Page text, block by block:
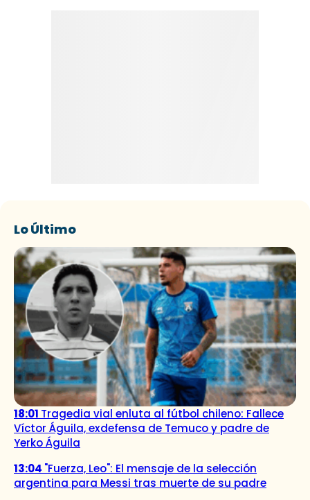
Lo Último
18:01 Tragedia vial enluta al fútbol chileno: Fallece
Víctor Águila, exdefensa de Temuco y padre de
Yerko Águila
13:04 "Fuerza, Leo": El mensaje de la selección
argentina para Messi tras muerte de su padre